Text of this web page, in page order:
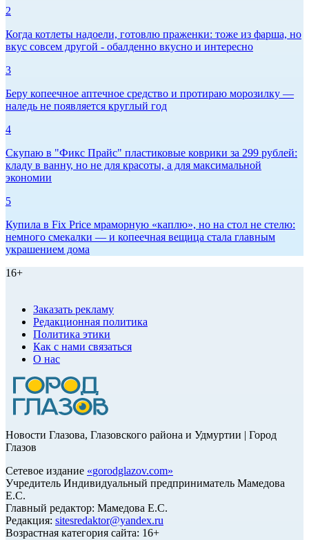
2
Когда котлеты надоели, готовлю праженки: тоже из фарша, но
вкус совсем другой - обалденно вкусно и интересно
3
Беру копеечное аптечное средство и протираю морозилку —
наледь не появляется круглый год
4
Скупаю в "Фикс Прайс" пластиковые коврики за 299 рублей:
кладу в ванну, но не для красоты, а для максимальной
экономии
5
Купила в Fix Price мраморную «каплю», но на стол не стелю:
немного смекалки — и копеечная вещица стала главным
украшением дома
16+
Заказать рекламу
Редакционная политика
Политика этики
Как с нами связаться
О нас
Новости Глазова, Глазовского района и Удмуртии | Город
Глазов
Сетевое издание «gorodglazov.com»
Учредитель Индивидуальный предприниматель Мамедова
Е.С.
Главный редактор: Мамедова Е.С.
Редакция: sitesredaktor@yandex.ru
Возрастная категория сайта: 16+